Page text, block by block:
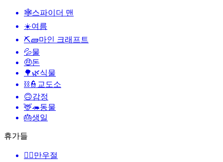
🕸️스파이더 맨
☀️여름
⛏🧱마인 크래프트
💦물
🤑돈
🌳🌿식물
⛓️👮 교도소
🙃감정
🦌🦔동물
🎂생일
휴가들
🙆‍♂️만우절